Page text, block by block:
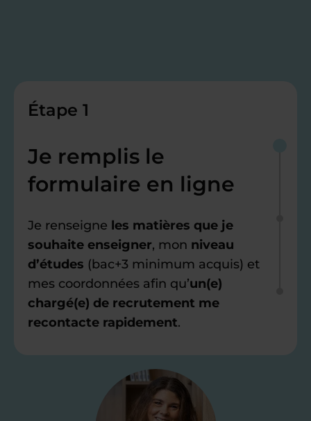
Étape 1
Je remplis le
formulaire en ligne
Je renseigne les matières que je
souhaite enseigner, mon niveau
d’études (bac+3 minimum acquis) et
mes coordonnées afin qu’un(e)
chargé(e) de recrutement me
recontacte rapidement.
Je valide ma